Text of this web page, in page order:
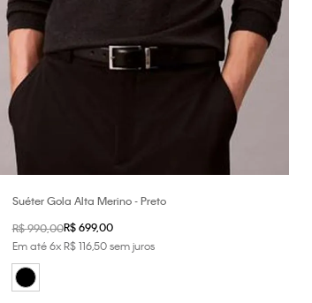
Suéter Gola Alta Merino - Preto
R$990,00R$ 699,00
Em até6xR$ 116,50sem juros